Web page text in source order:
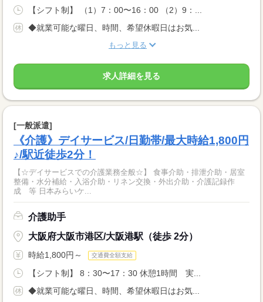
【シフト制】 （1）7：00〜16：00 （2）9：...
◆就業可能な曜日、時間、希望休暇日はお気...
もっと見る
求人詳細を見る
[一般派遣]
《介護》デイサービス/日勤帯/最大時給1,800円
♪/駅近徒歩2分！
【☆デイサービスでの介護業務全般☆】 食事介助・排泄介助・居室
整備・水分補給・入浴介助・リネン交換・外出介助・介護記録作
成 等 日本みらいケ...
介護助手
大阪府大阪市港区/大阪港駅（徒歩 2分）
時給1,800円～ 交通費全額支給
【シフト制】 8：30〜17：30 休憩1時間 実...
◆就業可能な曜日、時間、希望休暇日はお気...